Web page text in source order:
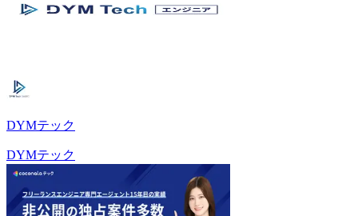
DYMテック
DYMテック